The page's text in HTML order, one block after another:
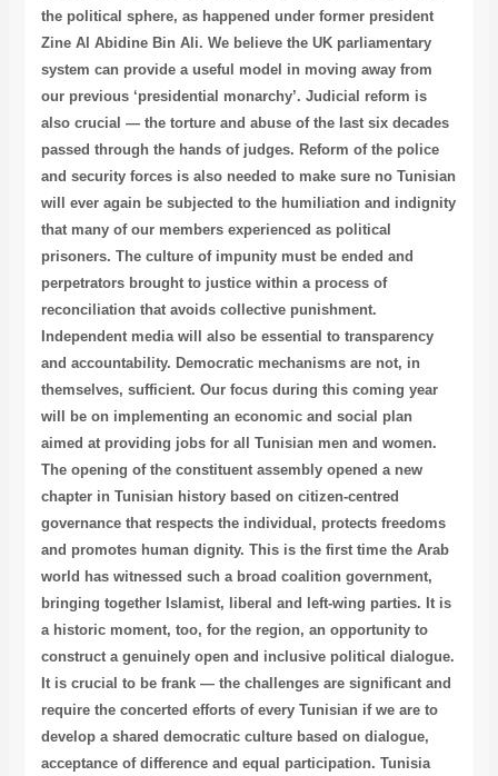
the political sphere, as happened under former president
Zine Al Abidine Bin Ali. We believe the UK parliamentary
system can provide a useful model in moving away from
our previous ‘presidential monarchy’. Judicial reform is
also crucial — the torture and abuse of the last six decades
passed through the hands of judges. Reform of the police
and security forces is also needed to make sure no Tunisian
will ever again be subjected to the humiliation and indignity
that many of our members experienced as political
prisoners. The culture of impunity must be ended and
perpetrators brought to justice within a process of
reconciliation that avoids collective punishment.
Independent media will also be essential to transparency
and accountability. Democratic mechanisms are not, in
themselves, sufficient. Our focus during this coming year
will be on implementing an economic and social plan
aimed at providing jobs for all Tunisian men and women.
The opening of the constituent assembly opened a new
chapter in Tunisian history based on citizen-centred
governance that respects the individual, protects freedoms
and promotes human dignity. This is the first time the Arab
world has witnessed such a broad coalition government,
bringing together Islamist, liberal and left-wing parties. It is
a historic moment, too, for the region, an opportunity to
construct a genuinely open and inclusive political dialogue.
It is crucial to be frank — the challenges are significant and
require the concerted efforts of every Tunisian if we are to
develop a shared democratic culture based on dialogue,
acceptance of difference and equal participation. Tunisia